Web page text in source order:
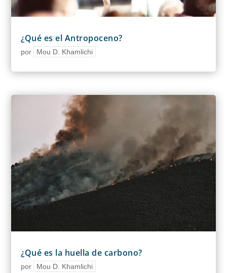
¿Qué es el Antropoceno?
por Mou D. Khamlichi
¿Qué es la huella de carbono?
por Mou D. Khamlichi